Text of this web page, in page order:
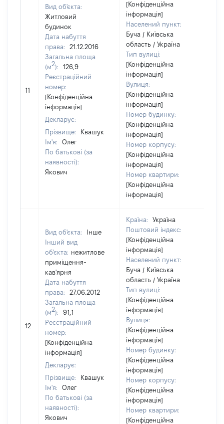
11
Вид об'єкта:
Житловий
будинок
Дата набуття
права:
21.12.2016
Загальна площа
(м2):
126,9
Реєстраційний
номер:
[Конфіденційна
інформація]
Декларує:
Прізвище:
Квашук
Ім'я:
Олег
По батькові (за
наявності):
Якович
[Конфіденційна
інформація]
Населений пункт:
Буча / Київська
область / Україна
Тип вулиці:
[Конфіденційна
інформація]
Вулиця:
[Конфіденційна
інформація]
Номер будинку:
[Конфіденційна
інформація]
Номер корпусу:
[Конфіденційна
інформація]
Номер квартири:
[Конфіденційна
інформація]
12
Вид об'єкта:
Інше
Інший вид
об'єкта: нежитлове
приміщення-
кав'ярня
Дата набуття
права:
27.06.2012
Загальна площа
(м2):
91,1
Реєстраційний
номер:
[Конфіденційна
інформація]
Декларує:
Прізвище:
Квашук
Ім'я:
Олег
По батькові (за
наявності):
Якович
Країна:
Україна
Поштовий індекс:
[Конфіденційна
інформація]
Населений пункт:
Буча / Київська
область / Україна
Тип вулиці:
[Конфіденційна
інформація]
Вулиця:
[Конфіденційна
інформація]
Номер будинку:
[Конфіденційна
інформація]
Номер корпусу:
[Конфіденційна
інформація]
Номер квартири:
[Конфіденційна